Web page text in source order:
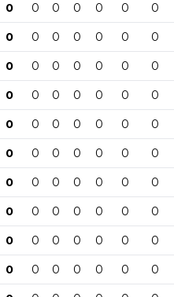
0 0 0 0 0 0 0
0 0 0 0 0 0 0
0 0 0 0 0 0 0
0 0 0 0 0 0 0
0 0 0 0 0 0 0
0 0 0 0 0 0 0
0 0 0 0 0 0 0
0 0 0 0 0 0 0
0 0 0 0 0 0 0
0 0 0 0 0 0 0